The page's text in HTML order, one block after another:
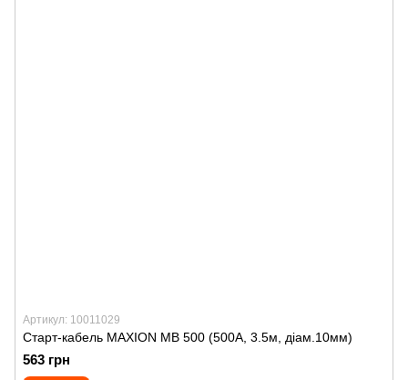
Артикул: 10011029
Старт-кабель MAXION MB 500 (500А, 3.5м, діам.10мм)
563 грн